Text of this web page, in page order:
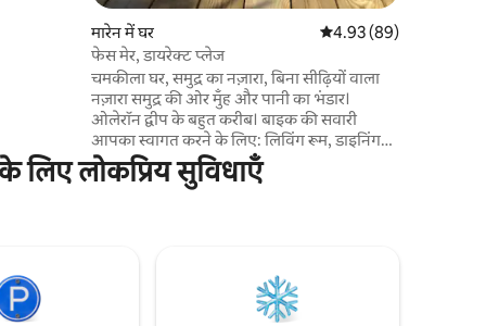
मारेन में घर औसत रेटिंग 5 में से 4.93,
4.93 (89)
फेस मेर, डायरेक्ट प्लेज
चमकीला घर, समुद्र का नज़ारा, बिना सीढ़ियों वाला
नज़ारा समुद्र की ओर मुँह और पानी का भंडार।
ओलेरॉन द्वीप के बहुत करीब। बाइक की सवारी
आपका स्वागत करने के लिए: लिविंग रूम, डाइनिंग
रूम, किचन, शॉवर रूम वाला लिविंग रूम 1 बेडरूम -
बेड 160 (सी व्यू) 1 बेडरूम: (SDE + टॉयलेट) निजी के
लिए लोकप्रिय सुविधाएँ